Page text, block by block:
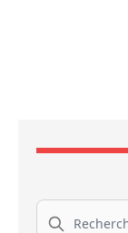
Recherche